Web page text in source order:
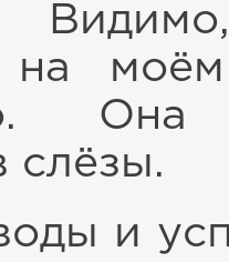
на
Она
слёзы.
и